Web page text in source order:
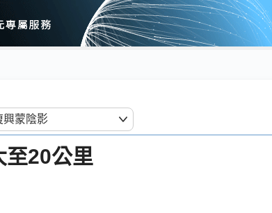
至20公里